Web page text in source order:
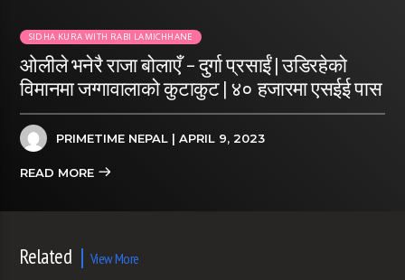
SIDHA KURA WITH RABI LAMICHHANE
ओलीले भनेरै राजा बोलाएँ – दुर्गा प्रसाईं | उडिरहेको
विमानमा जग्गावालाको कुटाकुट | ४० हजारमा एसईई पास
PRIMETIME NEPAL | APRIL 9, 2023
READ MORE
Related View More